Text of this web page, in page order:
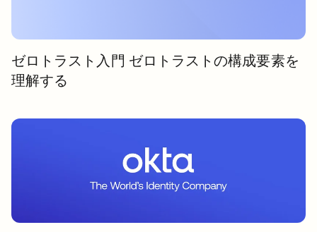
ゼロトラスト入門 ゼロトラストの構成要素を
理解する